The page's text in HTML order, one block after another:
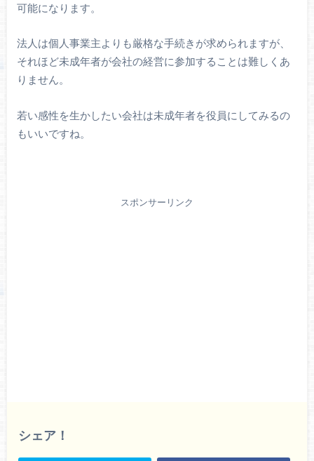
可能になります。
法人は個人事業主よりも厳格な手続きが求められますが、
それほど未成年者が会社の経営に参加することは難しくあ
りません。
若い感性を生かしたい会社は未成年者を役員にしてみるの
もいいですね。
スポンサーリンク
シェア！